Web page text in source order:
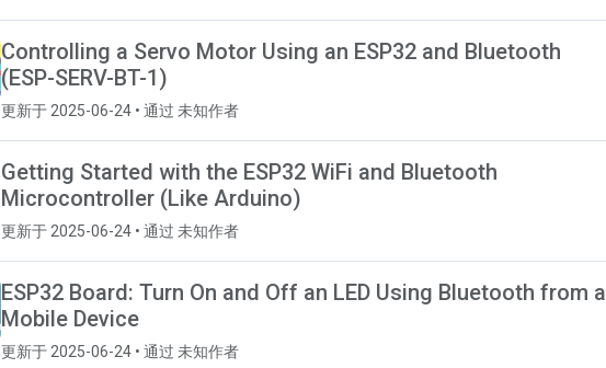
Controlling a Servo Motor Using an ESP32 and Bluetooth
(ESP-SERV-BT-1)
更新于 2025-06-24 • 通过 未知作者
Getting Started with the ESP32 WiFi and Bluetooth
Microcontroller (Like Arduino)
更新于 2025-06-24 • 通过 未知作者
ESP32 Board: Turn On and Off an LED Using Bluetooth from a
Mobile Device
更新于 2025-06-24 • 通过 未知作者